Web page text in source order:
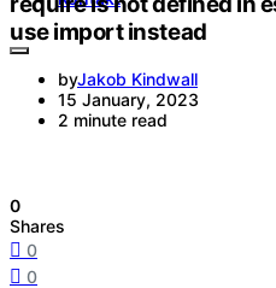
use import instead
byJakob Kindwall
15 January, 2023
2 minute read
0
Shares
0
0